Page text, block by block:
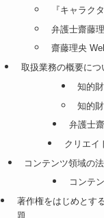
『キャラク
弁護士齋藤
齋藤理央
取扱業務の概要につ
知的
知的
弁護士
クリエイ
コンテンツ領域の
コンテ
著作権をはじめとす
題